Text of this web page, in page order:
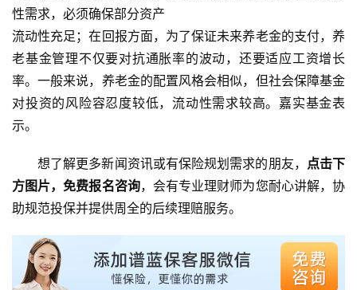
性需求，必须确保部分资产
流动性充足；在回报方面，为了保证未来养老金的支付，养
老基金管理不仅要对抗通胀率的波动，还要适应工资增长
率。一般来说，养老金的配置风格会相似，但社会保障基金
对投资的风险容忍度较低，流动性需求较高。嘉实基金表
示。
想了解更多新闻资讯或有保险规划需求的朋友， 点击下
方图片，免费报名咨询，会有专业理财师为您耐心讲解，协
助规范投保并提供周全的后续理赔服务。